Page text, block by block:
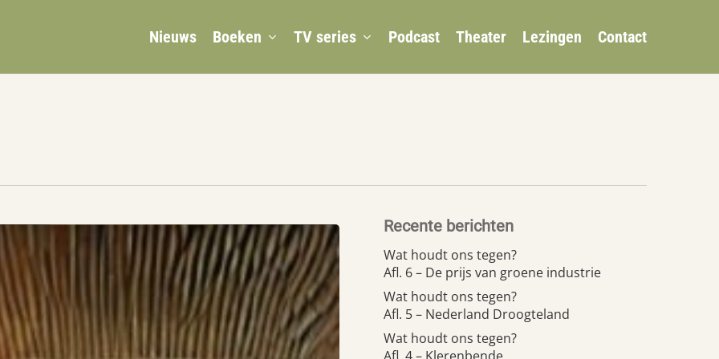
Nieuws Boeken TV series Podcast Theater Lezingen Contact
Recente berichten
Wat houdt ons tegen?
Afl. 6 – De prijs van groene industrie
Wat houdt ons tegen?
Afl. 5 – Nederland Droogteland
Wat houdt ons tegen?